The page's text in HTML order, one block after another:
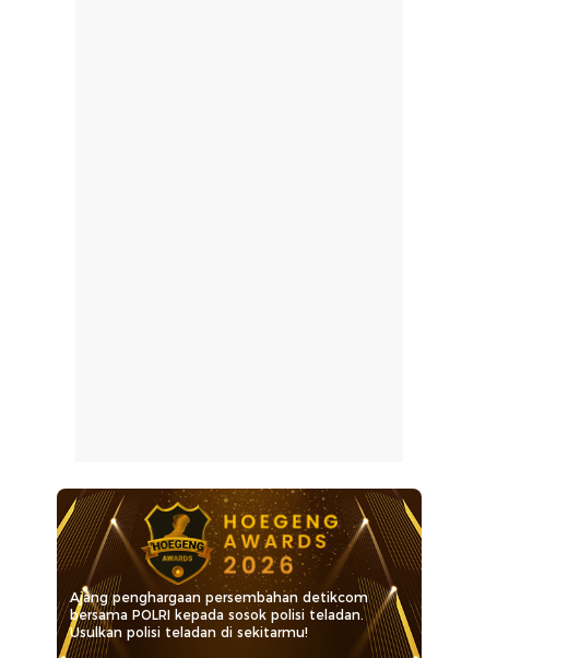
Ajang penghargaan persembahan detikcom
bersama POLRI kepada sosok polisi teladan.
Usulkan polisi teladan di sekitarmu!